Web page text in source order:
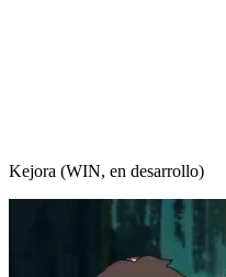
Kejora (WIN, en desarrollo)